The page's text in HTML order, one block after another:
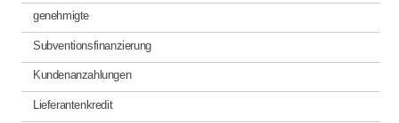
genehmigte
Subventionsfinanzierung
Kundenanzahlungen
Lieferantenkredit